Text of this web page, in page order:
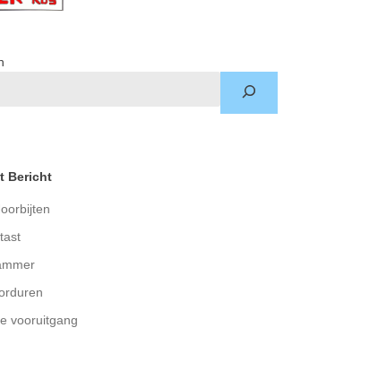
Bericht
vooruitgang